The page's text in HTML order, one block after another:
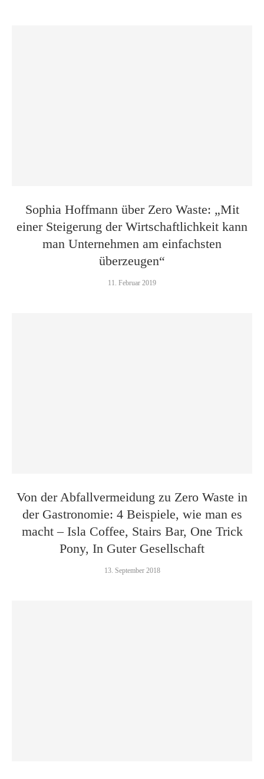
Sophia Hoffmann über Zero Waste: „Mit
einer Steigerung der Wirtschaftlichkeit kann
man Unternehmen am einfachsten
überzeugen“
11. Februar 2019
Von der Abfallvermeidung zu Zero Waste in
der Gastronomie: 4 Beispiele, wie man es
macht – Isla Coffee, Stairs Bar, One Trick
Pony, In Guter Gesellschaft
13. September 2018